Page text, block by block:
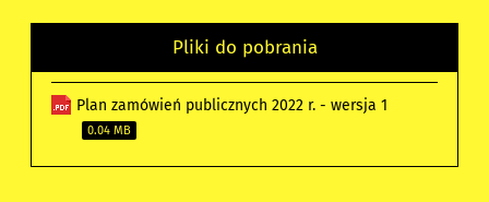
Pliki do pobrania
Plan zamówień publicznych 2022 r. - wersja 1
0.04 MB